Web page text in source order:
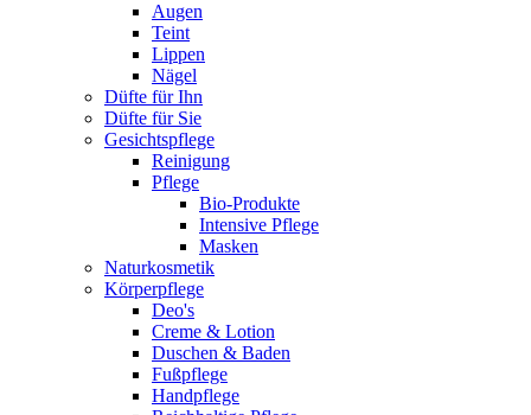
Augen
Teint
Lippen
Nägel
Düfte für Ihn
Düfte für Sie
Gesichtspflege
Reinigung
Pflege
Bio-Produkte
Intensive Pflege
Masken
Naturkosmetik
Körperpflege
Deo's
Creme & Lotion
Duschen & Baden
Fußpflege
Handpflege